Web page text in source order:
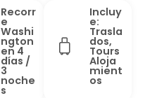
Recorr
e
Washi
ngton
en 4
días /
3
noche
s
Incluy
e:
Trasla
dos,
Tours
Aloja
mient
os